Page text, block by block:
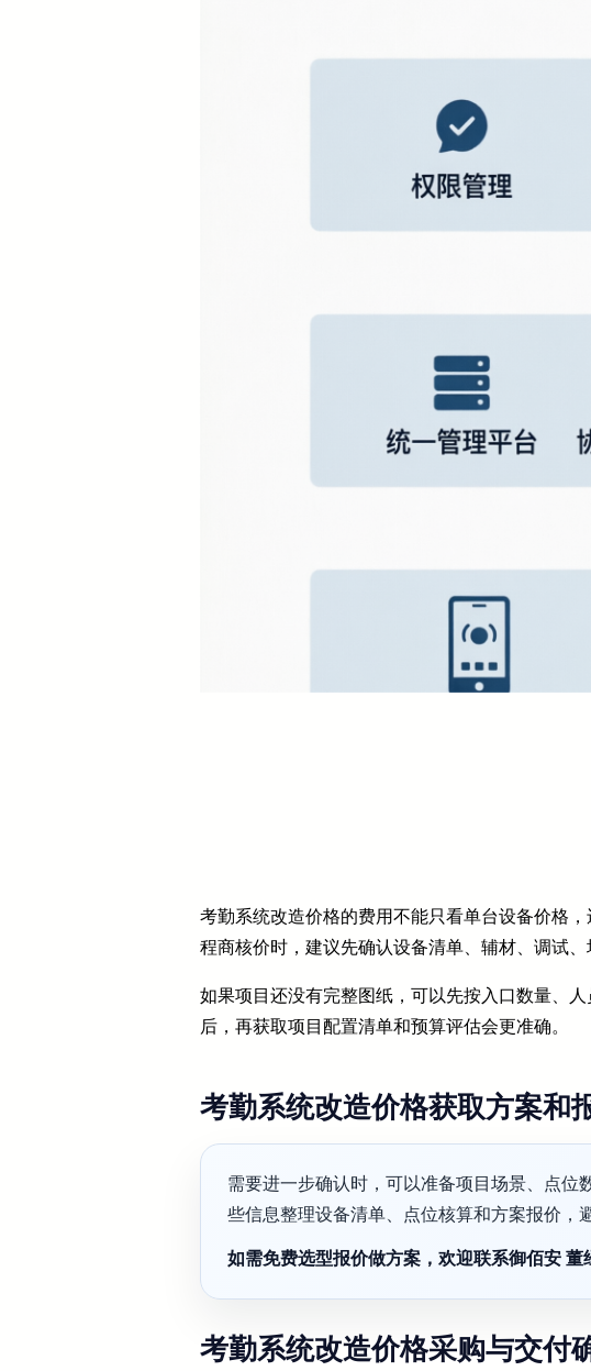
考勤系统改造价格的费用不能只看单台设备价格
程商核价时，建议先确认设备清单、辅材、调试
如果项目还没有完整图纸，可以先按入口数量、
后，再获取项目配置清单和预算评估会更准确。
考勤系统改造价格获取方案和
需要进一步确认时，可以准备项目场景、点
些信息整理设备清单、点位核算和方案报价，
如需免费选型报价做方案，欢迎联系御佰安 董
考勤系统改造价格采购与交付